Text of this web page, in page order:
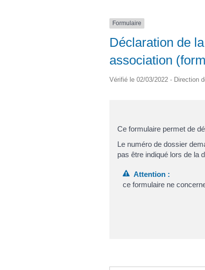
Formulaire
Déclaration de
association
Vérifié le 02/03/2022 - Direction
Ce formulaire permet de
Le numéro de dossier
pas être indiqué lors de la
Attention :
ce formulaire ne